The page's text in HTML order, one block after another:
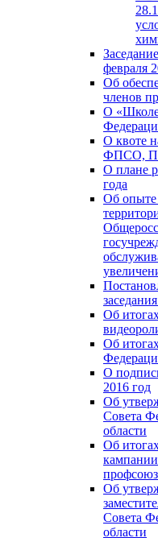
февраля
Об
членов
О «Школе
О квоте
ФПСО,
О плане
года
Об опыте
Об
Об
О
2016 год
Об
Совета
области
Об
Об
Совета
области